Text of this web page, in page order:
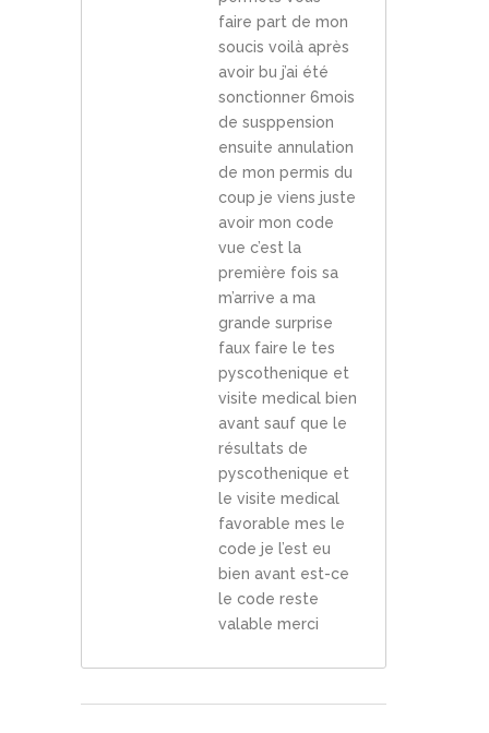
faire part de mon
soucis voilà après
avoir bu j’ai été
sonctionner 6mois
de susppension
ensuite annulation
de mon permis du
coup je viens juste
avoir mon code
vue c’est la
première fois sa
m’arrive a ma
grande surprise
faux faire le tes
pyscothenique et
visite medical bien
avant sauf que le
résultats de
pyscothenique et
le visite medical
favorable mes le
code je l’est eu
bien avant est-ce
le code reste
valable merci